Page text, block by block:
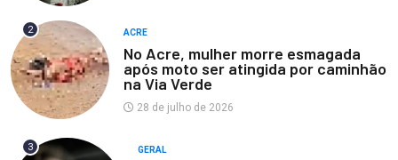
2 ACRE
No Acre, mulher morre esmagada
após moto ser atingida por caminhão
na Via Verde
28 de julho de 2026
3 GERAL